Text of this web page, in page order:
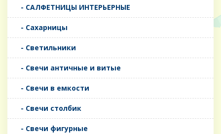
- САЛФЕТНИЦЫ ИНТЕРЬЕРНЫЕ
- Сахарницы
- Светильники
- Свечи античные и витые
- Свечи в емкости
- Свечи столбик
- Свечи фигурные